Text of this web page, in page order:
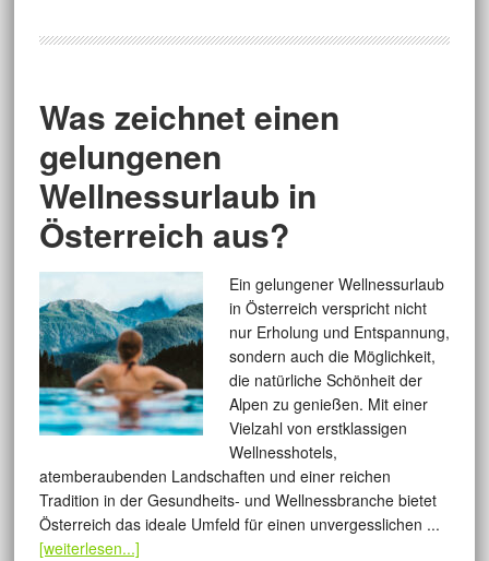
Was zeichnet einen
gelungenen
Wellnessurlaub in
Österreich aus?
Ein gelungener Wellnessurlaub
in Österreich verspricht nicht
nur Erholung und Entspannung,
sondern auch die Möglichkeit,
die natürliche Schönheit der
Alpen zu genießen. Mit einer
Vielzahl von erstklassigen
Wellnesshotels,
atemberaubenden Landschaften und einer reichen
Tradition in der Gesundheits- und Wellnessbranche bietet
Österreich das ideale Umfeld für einen unvergesslichen ...
[weiterlesen...]